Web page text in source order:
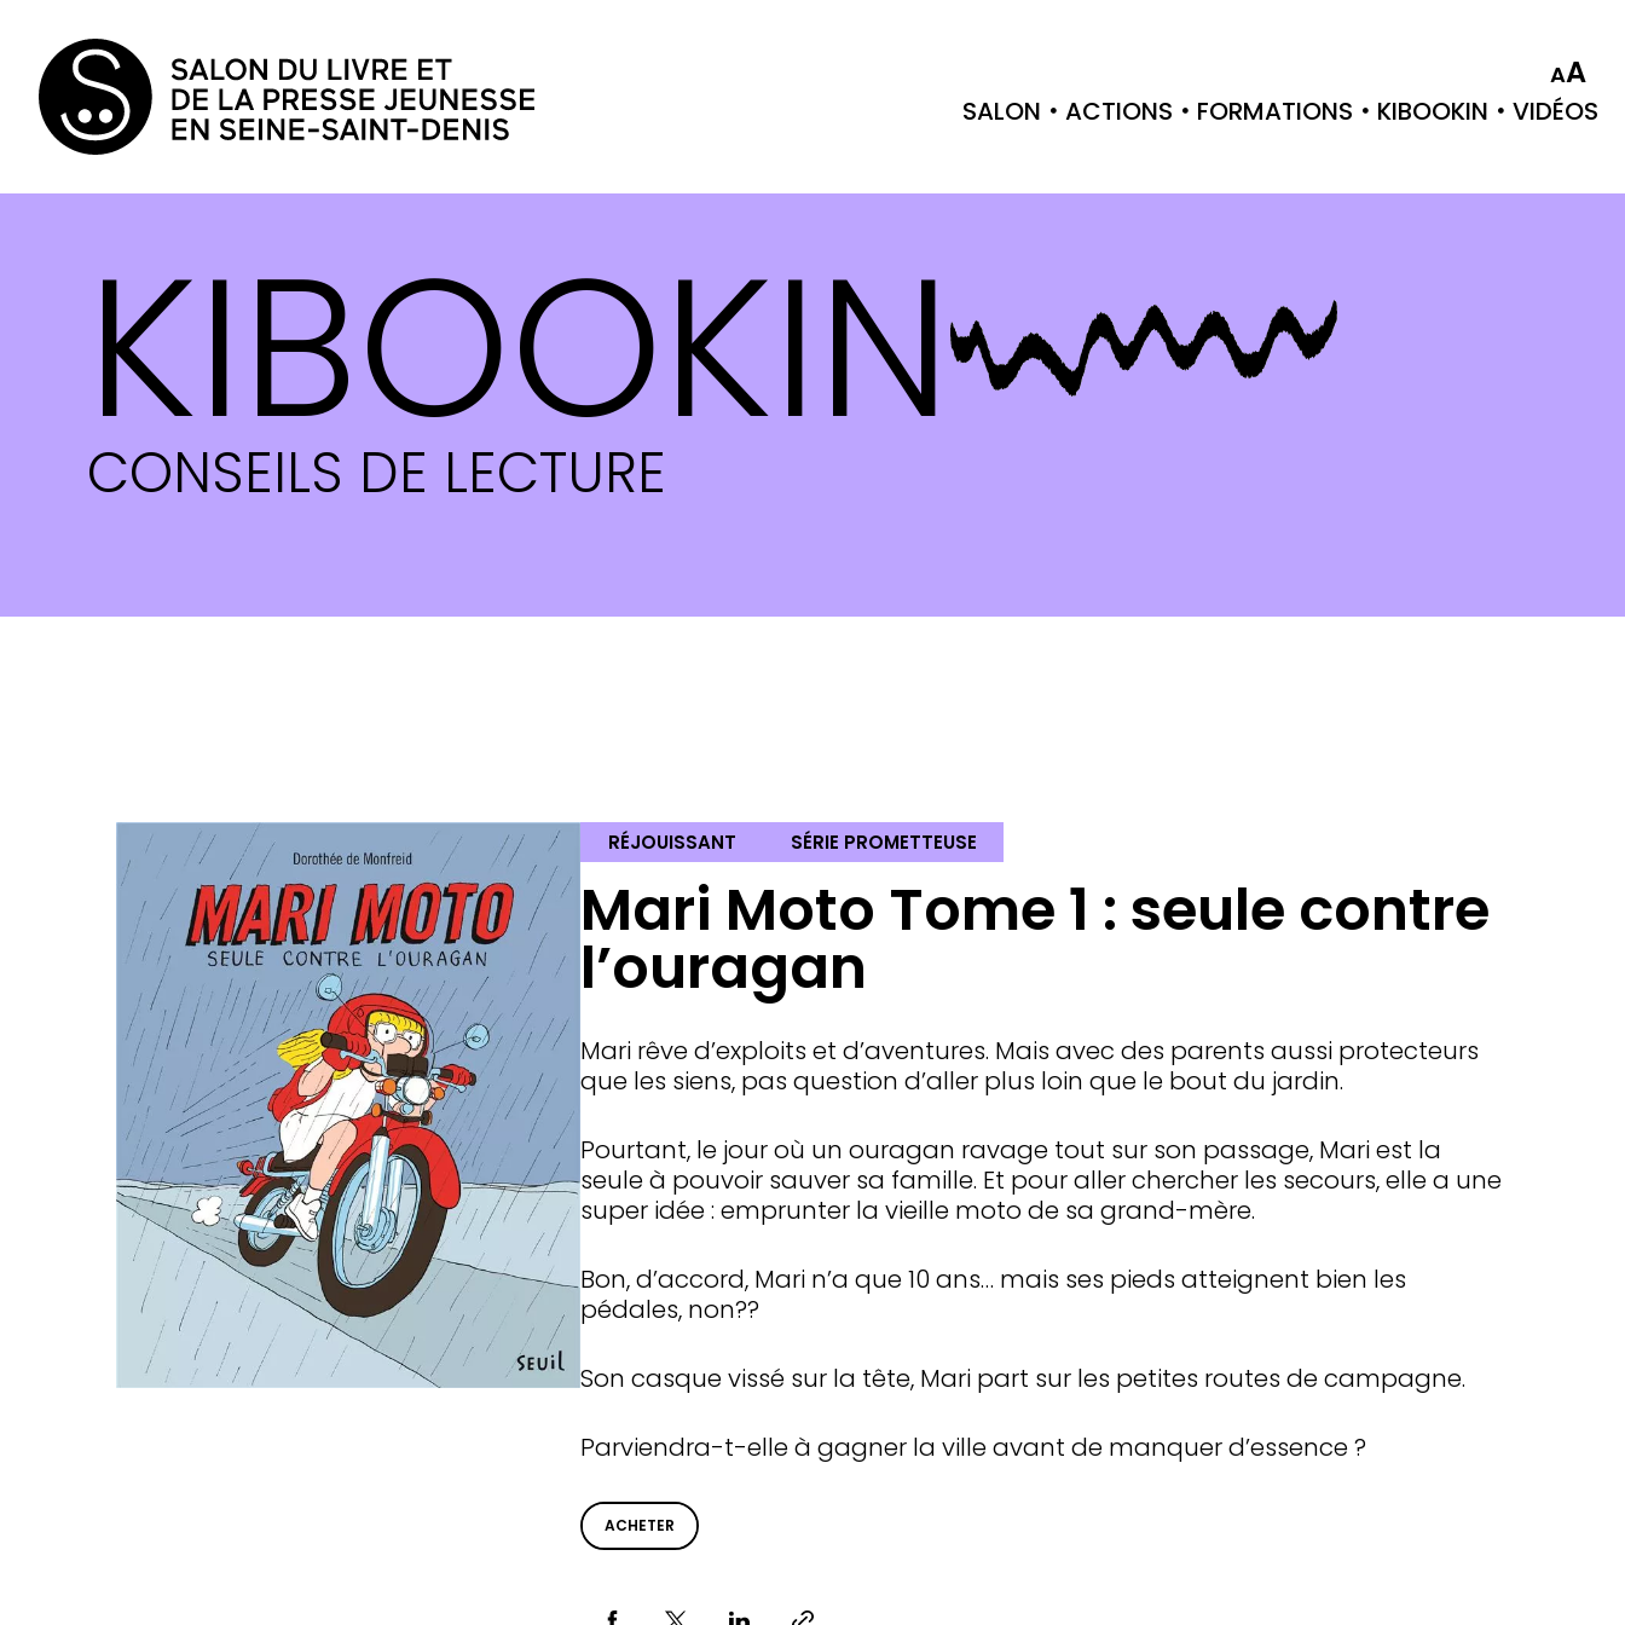
AA
SALON ACTIONS FORMATIONS KIBOOKIN VIDÉOS
KIBOOKIN
CONSEILS DE LECTURE
RÉJOUISSANT SÉRIE PROMETTEUSE
Mari Moto Tome 1 : seule contre
l’ouragan
Mari rêve d’exploits et d’aventures. Mais avec des parents aussi protecteurs
que les siens, pas question d’aller plus loin que le bout du jardin.
Pourtant, le jour où un ouragan ravage tout sur son passage, Mari est la
seule à pouvoir sauver sa famille. Et pour aller chercher les secours, elle a une
super idée : emprunter la vieille moto de sa grand-mère.
Bon, d’accord, Mari n’a que 10 ans… mais ses pieds atteignent bien les
pédales, non??
Son casque vissé sur la tête, Mari part sur les petites routes de campagne.
Parviendra-t-elle à gagner la ville avant de manquer d’essence ?
ACHETER